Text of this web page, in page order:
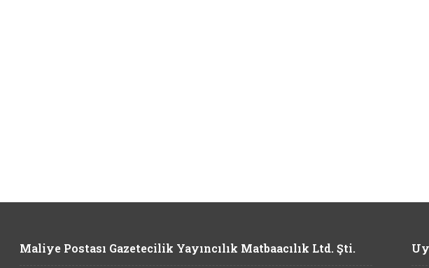
Maliye Postası Gazetecilik Yayıncılık Matbaacılık Ltd. Şti.